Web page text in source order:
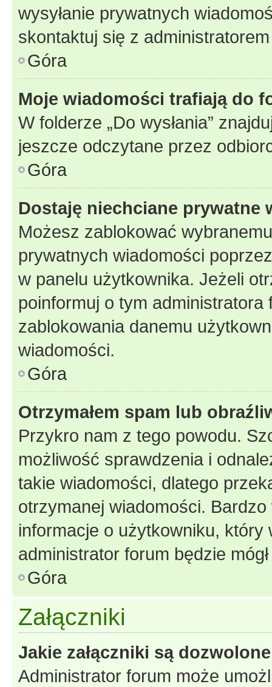
wysyłanie prywatnych
skontaktuj się z
Góra
Moje wiadomości trafiają do
W folderze „Do wysłania”
jeszcze odczytane przez
Góra
Dostaję niechciane prywatne
Możesz zablokować
prywatnych wiadomości
w panelu użytkownika. Jeżeli
poinformuj o tym
zablokowania danemu
wiadomości.
Góra
Otrzymałem spam lub
Przykro nam z tego powodu.
możliwość sprawdzenia i
takie wiadomości, dlatego
otrzymanej wiadomości.
informacje o użytkowniku, który
administrator forum będzie
Góra
Załączniki
Jakie załączniki są
Administrator forum może